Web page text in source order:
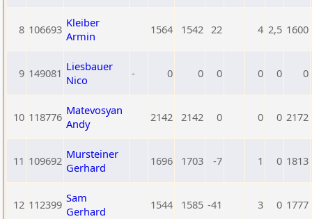
8 106693 Kleiber
Armin
1564 1542 22 4 2,5 1600
9 149081 Liesbauer
Nico
- 0 0 0 0 0 0
10 118776 Matevosyan
Andy
2142 2142 0 0 0 2172
11 109692 Mursteiner
Gerhard
1696 1703 -7 1 0 1813
12 112399 Sam
Gerhard
1544 1585 -41 3 0 1777